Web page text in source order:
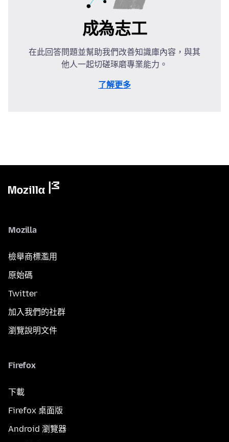
成為志工
在此回答問題並幫助我們改善知識庫內容，與其
他人一起切磋琢磨專業能力。
了解更多
Mozilla
檢舉商標濫用
原始碼
Twitter
加入我們的社群
瀏覽說明文件
Firefox
下載
Firefox 桌面版
Android 瀏覽器